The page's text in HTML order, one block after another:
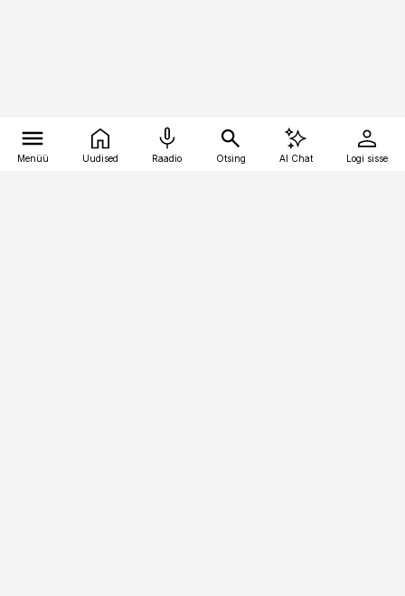
Menüü Uudised Raadio Otsing AI Chat Logi sisse